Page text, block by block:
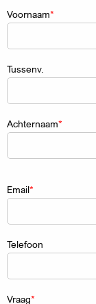
Naam
Voornaam
Tussenv.
Achternaam
Email
Telefoon
Vraag